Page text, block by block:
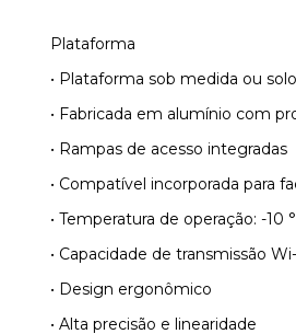
Plataforma
• Plataforma sob medida ou
• Fabricada em alumínio com
• Rampas de acesso integradas
• Compatível incorporada para
• Temperatura de operação: -10
• Capacidade de transmissão
• Design ergonômico
• Alta precisão e linearidade